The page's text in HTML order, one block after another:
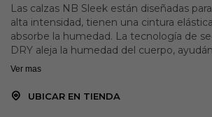
Las calzas NB Sleek están diseñadas
alta intensidad, tienen una cintura
absorbe la humedad. La tecnología de
DRY aleja la humedad del cuerpo,
con facilidad. Confeccionada en tejido
entrenamientos de alta intensidad.
Ver mas
UBICAR EN TIENDA